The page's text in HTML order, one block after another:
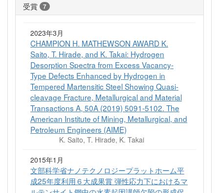
受賞 7
2023年3月
CHAMPION H. MATHEWSON AWARD K.
Saito, T. Hirade, and K. Takai: Hydrogen
Desorption Spectra from Excess Vacancy-
Type Defects Enhanced by Hydrogen in
Tempered Martensitic Steel Showing Quasi-
cleavage Fracture, Metallurgical and Material
Transactions A, 50A (2019) 5091-5102. The
American Institute of Mining, Metallurgical, and
Petroleum Engineers (AIME)
K. Saito, T. Hirade, K. Takai
2015年1月
文部科学省ナノテクノロジープラットホーム平
成25年度利用６大成果賞 弾性応力下におけるマ